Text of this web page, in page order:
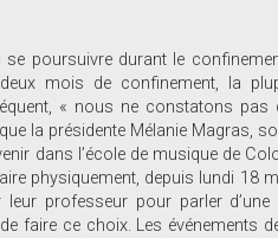
se poursuivre durant le
mois de confinement, la
« nous ne constatons pas
la présidente Mélanie Magras,
dans l’école de musique de
physiquement, depuis lundi 18
professeur pour parler d’une
faire ce choix. Les événements